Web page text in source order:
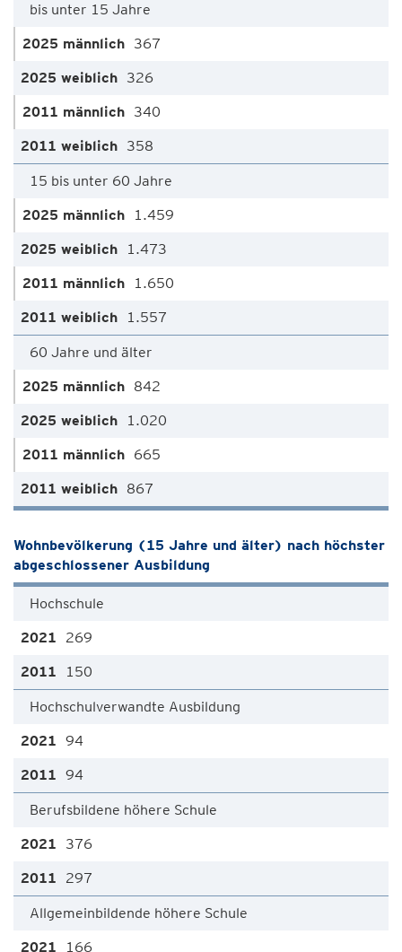
bis unter 15 Jahre
367
326
340
358
15 bis unter 60 Jahre
1.459
1.473
1.650
1.557
60 Jahre und älter
842
1.020
665
867
Wohnbevölkerung (15 Jahre und älter) nach höchster
abgeschlossener Ausbildung
Hochschule
269
150
Hochschulverwandte Ausbildung
94
94
Berufsbildene höhere Schule
376
297
Allgemeinbildende höhere Schule
166